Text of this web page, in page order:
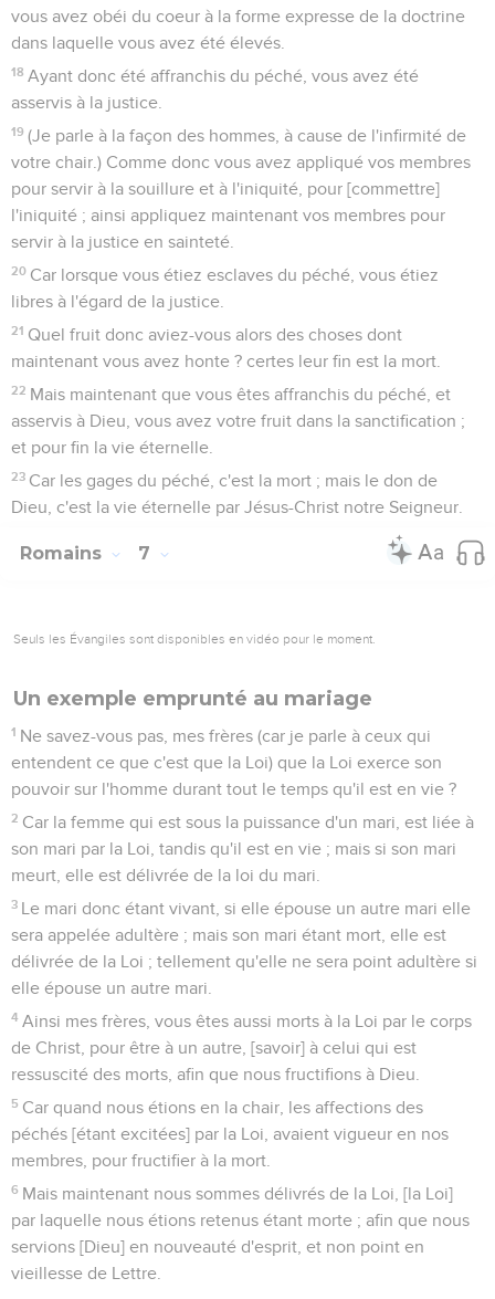
vous avez obéi du coeur à la forme expresse de la doctrine
dans laquelle vous avez été élevés.
18 Ayant donc été affranchis du péché, vous avez été
asservis à la justice.
19 (Je parle à la façon des hommes, à cause de l'infirmité de
votre chair.) Comme donc vous avez appliqué vos membres
pour servir à la souillure et à l'iniquité, pour [commettre]
l'iniquité ; ainsi appliquez maintenant vos membres pour
servir à la justice en sainteté.
20 Car lorsque vous étiez esclaves du péché, vous étiez
libres à l'égard de la justice.
21 Quel fruit donc aviez-vous alors des choses dont
maintenant vous avez honte ? certes leur fin est la mort.
22 Mais maintenant que vous êtes affranchis du péché, et
asservis à Dieu, vous avez votre fruit dans la sanctification ;
et pour fin la vie éternelle.
23 Car les gages du péché, c'est la mort ; mais le don de
Dieu, c'est la vie éternelle par Jésus-Christ notre Seigneur.
Romains 7
Seuls les Évangiles sont disponibles en vidéo pour le moment.
Un exemple emprunté au mariage
1 Ne savez-vous pas, mes frères (car je parle à ceux qui
entendent ce que c'est que la Loi) que la Loi exerce son
pouvoir sur l'homme durant tout le temps qu'il est en vie ?
2 Car la femme qui est sous la puissance d'un mari, est liée à
son mari par la Loi, tandis qu'il est en vie ; mais si son mari
meurt, elle est délivrée de la loi du mari.
3 Le mari donc étant vivant, si elle épouse un autre mari elle
sera appelée adultère ; mais son mari étant mort, elle est
délivrée de la Loi ; tellement qu'elle ne sera point adultère si
elle épouse un autre mari.
4 Ainsi mes frères, vous êtes aussi morts à la Loi par le corps
de Christ, pour être à un autre, [savoir] à celui qui est
ressuscité des morts, afin que nous fructifions à Dieu.
5 Car quand nous étions en la chair, les affections des
péchés [étant excitées] par la Loi, avaient vigueur en nos
membres, pour fructifier à la mort.
6 Mais maintenant nous sommes délivrés de la Loi, [la Loi]
par laquelle nous étions retenus étant morte ; afin que nous
servions [Dieu] en nouveauté d'esprit, et non point en
vieillesse de Lettre.